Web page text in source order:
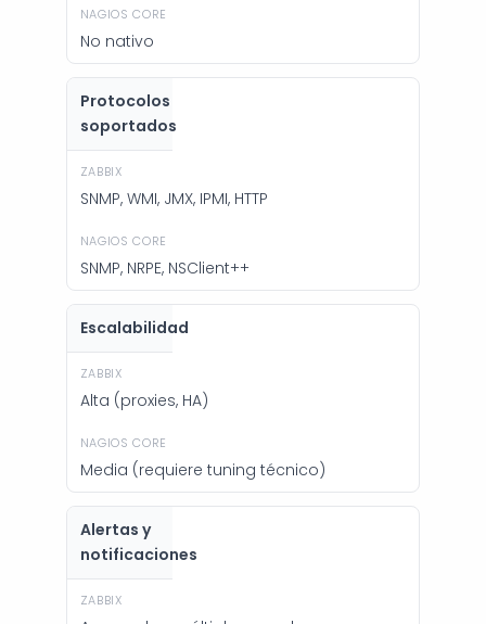
No nativo
Protocolos
soportados
SNMP, WMI, JMX, IPMI, HTTP
SNMP, NRPE, NSClient++
Escalabilidad
Alta (proxies, HA)
Media (requiere tuning técnico)
Alertas y
notificaciones